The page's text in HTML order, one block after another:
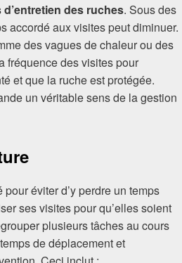
d’entretien des ruches. Sous des
accordé aux visites peut diminuer.
des vagues de chaleur ou des
fréquence des visites pour
et que la ruche est protégée.
un véritable sens de la gestion
éviter d’y perdre un temps
ses visites pour qu’elles soient
plusieurs tâches au cours
de déplacement et